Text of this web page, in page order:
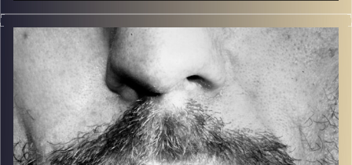
זיפים, מוזיקה מחוספסת של הופעות חיות. הרבה ג'אם, רוק,
בלוז, bluegrass, ג'אז, Fאנק, פרוגרסיב ואפילו אלקטרוניקה.
כל מה שחי, אמיתי ונושם.
עם שמוליק רגב.
קרדיט תמונות: David Goehring